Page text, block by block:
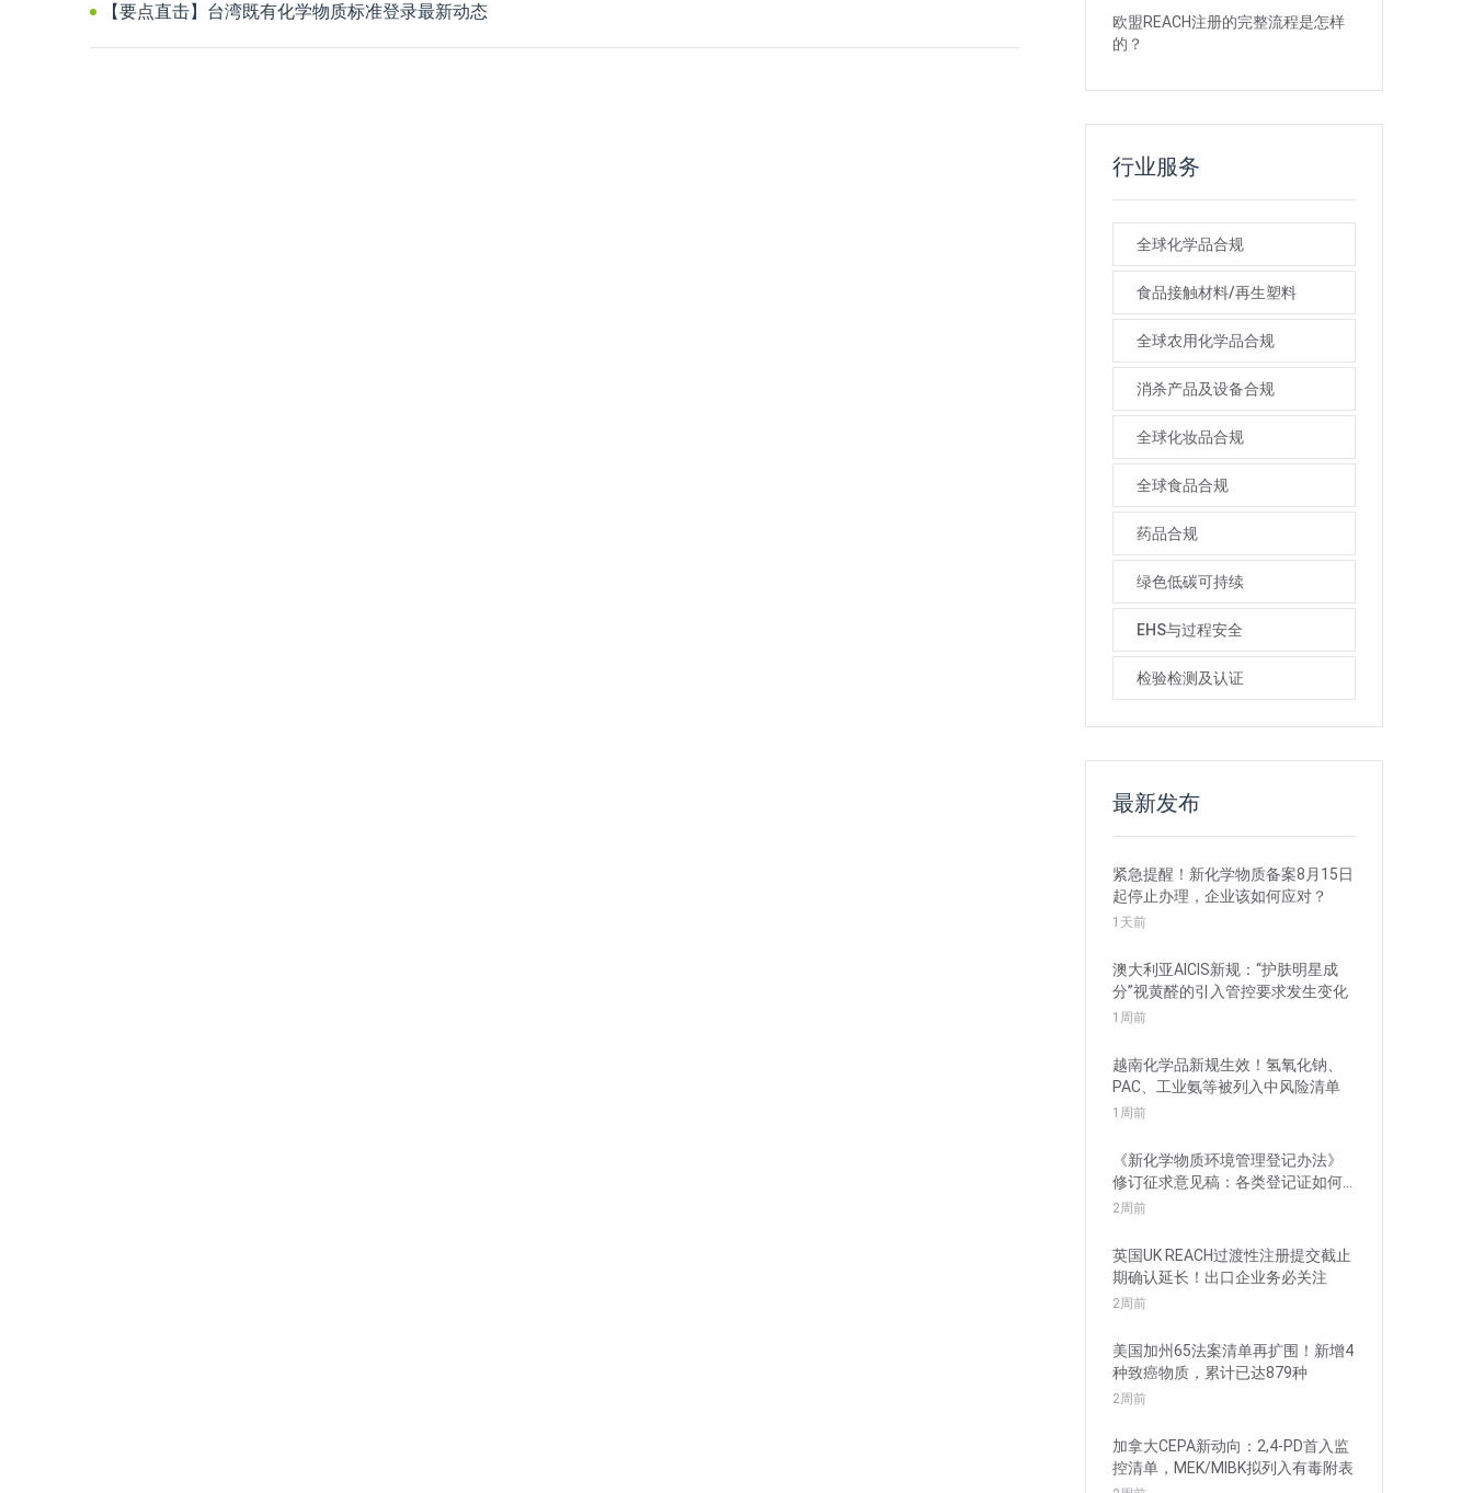
【要点直击】台湾既有化学物质标准登录最新动态
欧盟REACH注册的完整流程是怎样
的？
行业服务
全球化学品合规
食品接触材料/再生塑料
全球农用化学品合规
消杀产品及设备合规
全球化妆品合规
全球食品合规
药品合规
绿色低碳可持续
EHS与过程安全
检验检测及认证
最新发布
紧急提醒！新化学物质备案8月15日
起停止办理，企业该如何应对？
1天前
澳大利亚AICIS新规：“护肤明星成
分”视黄醛的引入管控要求发生变化
1周前
越南化学品新规生效！氢氧化钠、
PAC、工业氨等被列入中风险清单
1周前
《新化学物质环境管理登记办法》
修订征求意见稿：各类登记证如何
衔接？
2周前
英国UK REACH过渡性注册提交截止
期确认延长！出口企业务必关注
2周前
美国加州65法案清单再扩围！新增4
种致癌物质，累计已达879种
2周前
加拿大CEPA新动向：2,4-PD首入监
控清单，MEK/MIBK拟列入有毒附表